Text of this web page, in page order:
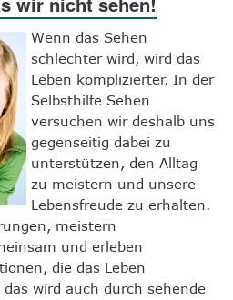
Wenn das Sehen
schlechter wird, wird das
Leben komplizierter. In der
Selbsthilfe Sehen
versuchen wir deshalb uns
gegenseitig dabei zu
unterstützen, den Alltag
zu meistern und unsere
Lebensfreude zu erhalten.
meistern
und erleben
die das Leben
wird auch durch sehende